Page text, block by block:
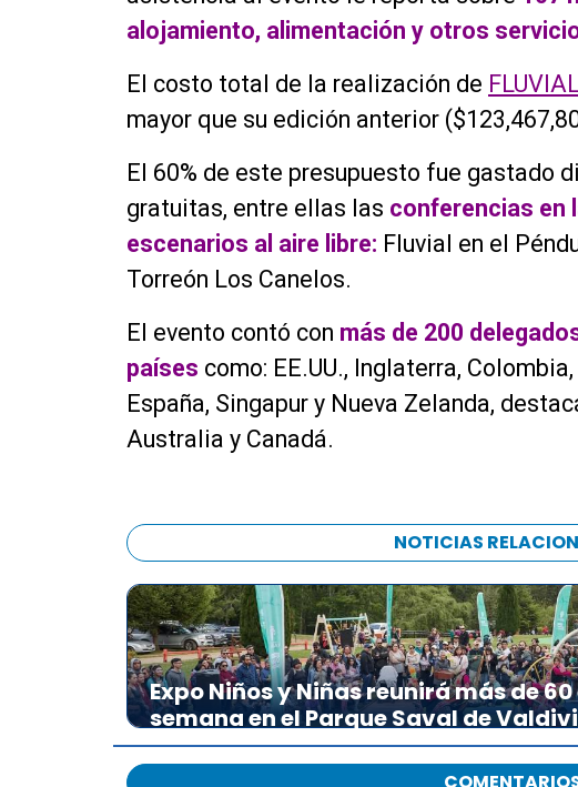
alojamiento, alimentación y otros
El costo total de la realización de
mayor que su edición anterior
El 60% de este presupuesto fue gastado
gratuitas, entre ellas las conferencias en
escenarios al aire libre: Fluvial en el
Torreón Los Canelos.
El evento contó con más de 200
países como: EE.UU., Inglaterra,
España, Singapur y Nueva Zelanda,
Australia y Canadá.
NOTICIAS
Expo Niños y Niñas reunirá más de
semana en el Parque Saval de